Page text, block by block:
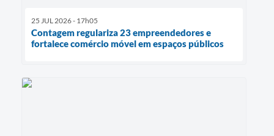
25 JUL 2026 - 17h05
Contagem regulariza 23 empreendedores e
fortalece comércio móvel em espaços públicos